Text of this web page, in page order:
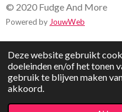
Deze website gebruikt
doeleinden en/of het tonen
gebruik te blijven maken
akkoord.
© 2020 Fudge And More
Powered by JouwWeb